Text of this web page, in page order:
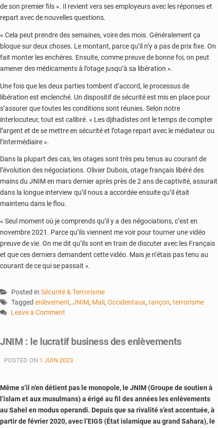
de son premier fils ». Il revient vers ses employeurs avec les réponses et
repart avec de nouvelles questions.
« Cela peut prendre des semaines, voire des mois. Généralement ça
bloque sur deux choses. Le montant, parce qu’il n’y a pas de prix fixe. On
fait monter les enchères. Ensuite, comme preuve de bonne foi, on peut
amener des médicaments à l’otage jusqu’à sa libération ».
Une fois que les deux parties tombent d’accord, le processus de
libération est enclenché. Un dispositif de sécurité est mis en place pour
s’assurer que toutes les conditions sont réunies. Selon notre
interlocuteur, tout est calibré. « Les djihadistes ont le temps de compter
l’argent et de se mettre en sécurité et l’otage repart avec le médiateur ou
l’intermédiaire ».
Dans la plupart des cas, les otages sont très peu tenus au courant de
l’évolution des négociations. Olivier Dubois, otage français libéré des
mains du JNIM en mars dernier après près de 2 ans de captivité, assurait
dans la longue interview qu’il nous a accordée ensuite qu’il était
maintenu dans le flou.
« Seul moment où je comprends qu’il y a des négociations, c’est en
novembre 2021. Parce qu’ils viennent me voir pour tourner une vidéo
preuve de vie. On me dit qu’ils sont en train de discuter avec les Français
et que ces derniers demandent cette vidéo. Mais je n’étais pas tenu au
courant de ce qui se passait ».
Posted in Sécurité & Terrorisme
Tagged enlèvement, JNIM, Mali, Occidentaux, rançon, terrorisme
Leave a Comment
:
se
JNIM : le lucratif business des enlèvements
POSTED ON 1 JUIN 2023
Même s’il n’en détient pas le monopole, le JNIM (Groupe de soutien à
l’islam et aux musulmans) a érigé au fil des années les enlèvements
au Sahel en modus operandi. Depuis que sa rivalité s’est accentuée, à
partir de février 2020, avec l’EIGS (État islamique au grand Sahara), le